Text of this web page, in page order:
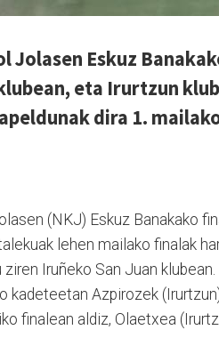
Jolasen Eskuz
eta Irurtzun
dira 1.
(NKJ) Eskuz Banakako
lehen mailako finalak
ziren Iruñeko San Juan
kadeteetan Azpirozek
finalean aldiz, Olaetxea